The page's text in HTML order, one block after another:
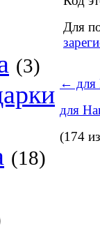
(3)
(18)
Для
← для
для
(174